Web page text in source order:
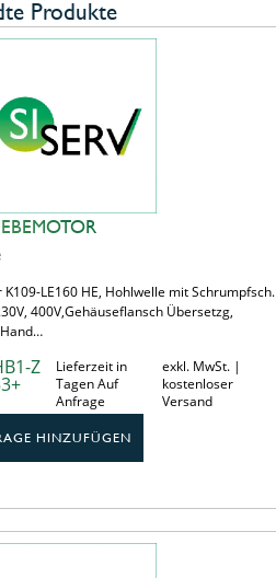
Produkte
LE160 HE, Hohlwelle mit Schrumpfsch.
400V,Gehäuseflansch Übersetzg,
Z
Lieferzeit in
Tagen Auf
Anfrage
exkl. MwSt. |
kostenloser
Versand
HINZUFÜGEN